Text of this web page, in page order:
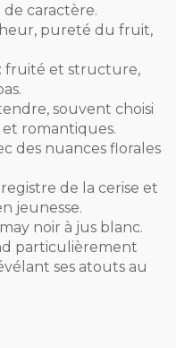
caractère.
pureté du fruit,
: fruité et structure,
souvent choisi
romantiques.
des nuances florales
de la cerise et
jeunesse.
noir à jus blanc.
particulièrement
ses atouts au